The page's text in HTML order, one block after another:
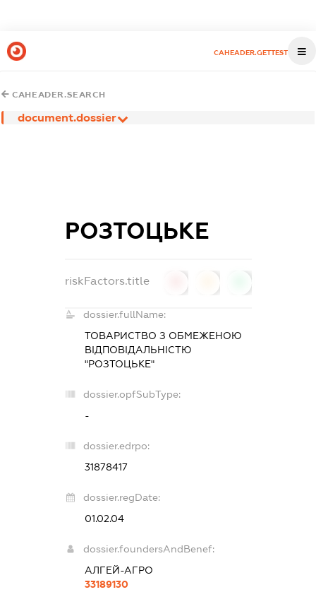
CAHEADER.GETTEST
CAHEADER.SEARCH
document.dossier
РОЗТОЦЬКЕ
riskFactors.title
dossier.fullName:
ТОВАРИСТВО З ОБМЕЖЕНОЮ
ВІДПОВІДАЛЬНІСТЮ
"РОЗТОЦЬКЕ"
dossier.opfSubType:
-
dossier.edrpo:
31878417
dossier.regDate:
01.02.04
dossier.foundersAndBenef:
АЛГЕЙ-АГРО
33189130